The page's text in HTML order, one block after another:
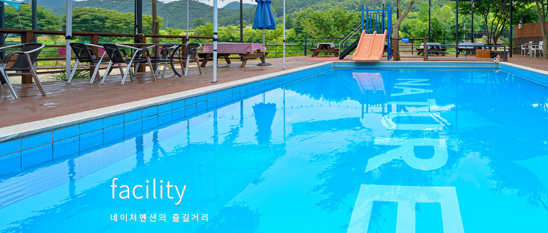
facility
네이쳐펜션의 즐길거리